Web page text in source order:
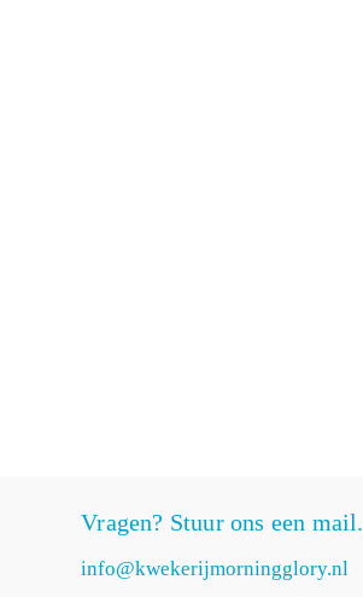
Vragen? Stuur ons een mail.
info@kwekerijmorningglory.nl